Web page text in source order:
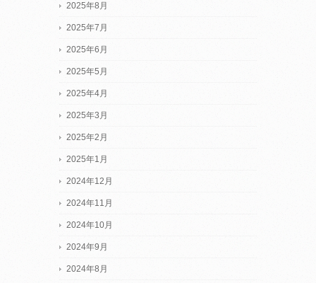
2025年8月
2025年7月
2025年6月
2025年5月
2025年4月
2025年3月
2025年2月
2025年1月
2024年12月
2024年11月
2024年10月
2024年9月
2024年8月